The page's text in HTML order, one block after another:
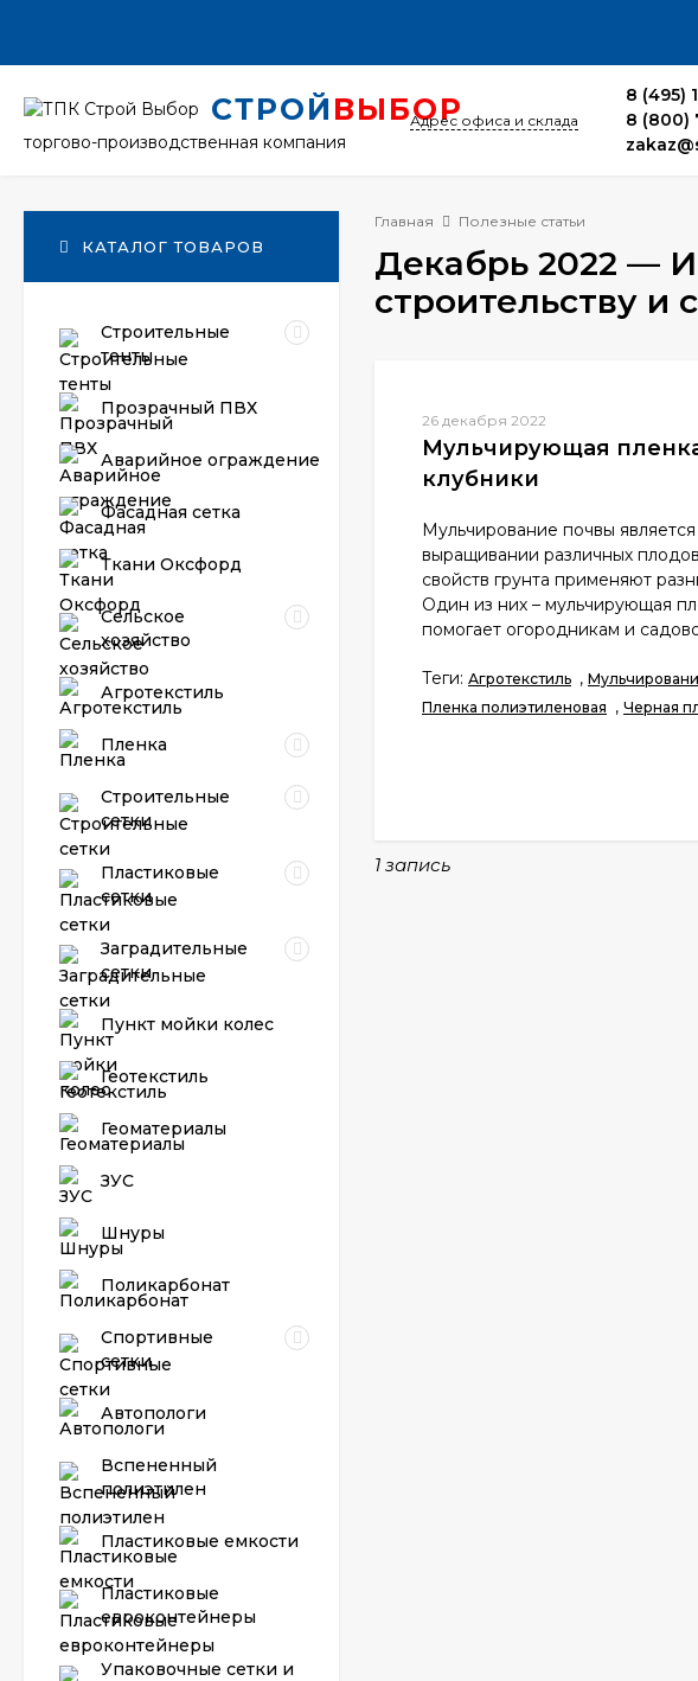
СТРОЙ ВЫБОР
торгово-производственная компания
Адрес офиса и склада
8 (495)
8 (800)
Главная Полезные статьи
Декабрь 2022 — Информационные статьи по
строительству и
26 декабря 2022
Мульчирующая
клубники
Мульчирование почвы
выращивании различных
свойств грунта применяют
Один из них – мульчирующая
помогает огородникам и
Теги: Агротекстиль ,
Пленка полиэтиленовая , Черная
1 запись
КАТАЛОГ ТОВАРОВ
Строительные
тенты
Прозрачный ПВХ
Аварийное ограждение
Фасадная сетка
Ткани Оксфорд
Сельское
хозяйство
Агротекстиль
Пленка
Строительные
сетки
Пластиковые
сетки
Заградительные
сетки
Пункт мойки колес
Геотекстиль
Геоматериалы
ЗУС
Шнуры
Поликарбонат
Спортивные
сетки
Автопологи
Вспененный
полиэтилен
Пластиковые емкости
Пластиковые
евроконтейнеры
Упаковочные сетки и